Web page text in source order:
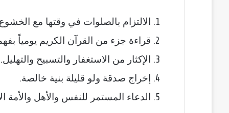
الالتزام بالصلوات في وقتها مع الخشوع
قراءة جزء من القرآن الكريم يومياً
الإكثار من الاستغفار والتسبيح والتهليل.
إخراج صدقة ولو قليلة بنية خالصة.
الدعاء المستمر للنفس والأهل والأمة